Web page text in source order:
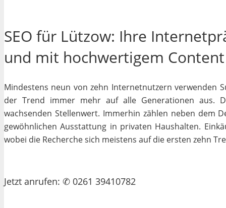
SEO für Lützow: Ihre
und mit hochwertigem Content
Mindestens neun von zehn Internetnutzern verwenden
der Trend immer mehr auf alle Generationen aus.
wachsenden Stellenwert. Immerhin zählen neben dem
gewöhnlichen Ausstattung in privaten Haushalten.
wobei die Recherche sich meistens auf die ersten zehn
Jetzt anrufen: ✆ 0261 39410782